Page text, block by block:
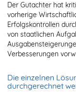
Der Gutachter hat
vorherige
Erfolgskontrollen
von staatlichen
Verbesserungen
Die einzelnen
durchgerechnet